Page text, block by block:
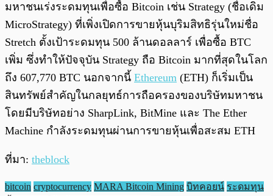
มหาชนเร่งระดมทุนเพื่อซื้อ Bitcoin เช่น Strategy (ชื่อเดิม
MicroStrategy) ที่เพิ่งเปิดการขายหุ้นบุริมสิทธิรุ่นใหม่ชื่อ
Stretch ตั้งเป้าระดมทุน 500 ล้านดอลลาร์ เพื่อซื้อ BTC
เพิ่ม ซึ่งทำให้ปัจจุบัน Strategy ถือ Bitcoin มากที่สุดในโลก
ถึง 607,770 BTC นอกจากนี้ Ethereum (ETH) ก็เริ่มเป็น
สินทรัพย์สำคัญในกลยุทธ์การถือครองของบริษัทมหาชน
โดยมีบริษัทอย่าง SharpLink, BitMine และ The Ether
Machine กำลังระดมทุนผ่านการขายหุ้นเพื่อสะสม ETH
ที่มา: theblock
bitcoin cryptocurrency MARA Bitcoin Mining บิทคอยน์ ระดมทุน